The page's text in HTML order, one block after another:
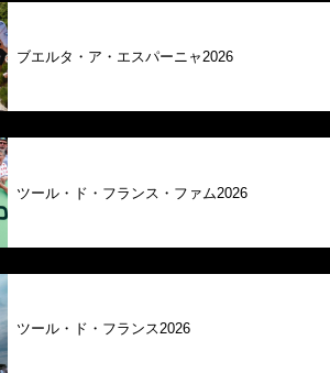
ブエルタ・ア・エスパーニャ2026
ツール・ド・フランス・ファム2026
ツール・ド・フランス2026